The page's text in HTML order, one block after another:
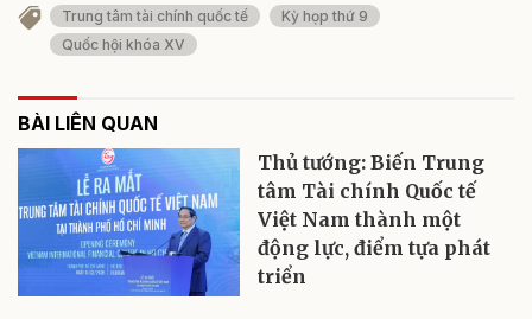
Trung tâm tài chính quốc tế
Kỳ họp thứ 9
Quốc hội khóa XV
BÀI LIÊN QUAN
Thủ tướng: Biến Trung
tâm Tài chính Quốc tế
Việt Nam thành một
động lực, điểm tựa phát
triển